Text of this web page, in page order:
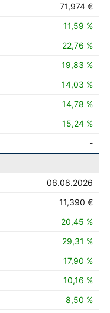
71,974 €
11,59 %
22,76 %
19,83 %
14,03 %
14,78 %
15,24 %
-
06.08.2026
11,390 €
20,45 %
29,31 %
17,90 %
10,16 %
8,50 %